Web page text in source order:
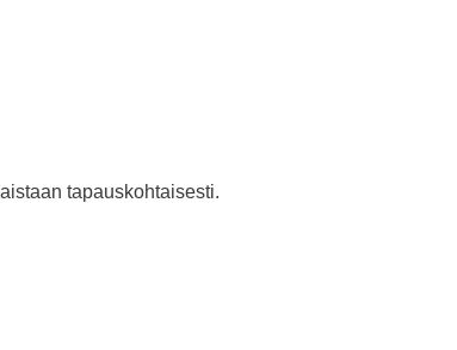
tapauskohtaisesti.